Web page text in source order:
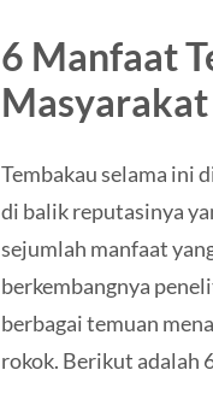
6 Manfaat
Masyarakat
Tembakau selama ini
di balik reputasinya
sejumlah manfaat
berkembangnya
berbagai temuan
rokok. Berikut adalah